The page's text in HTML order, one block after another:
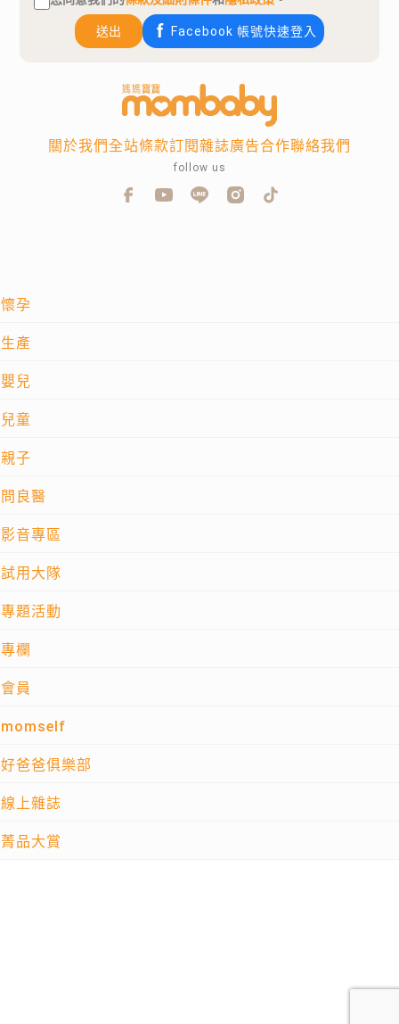
送出 Facebook 帳號快速登入
懷孕
生產
嬰兒
兒童
親子
問良醫
影音專區
試用大隊
專題活動
專欄
會員
momself
好爸爸俱樂部
線上雜誌
菁品大賞
關於我們全站條款訂閱雜誌廣告合作聯絡我們
follow us